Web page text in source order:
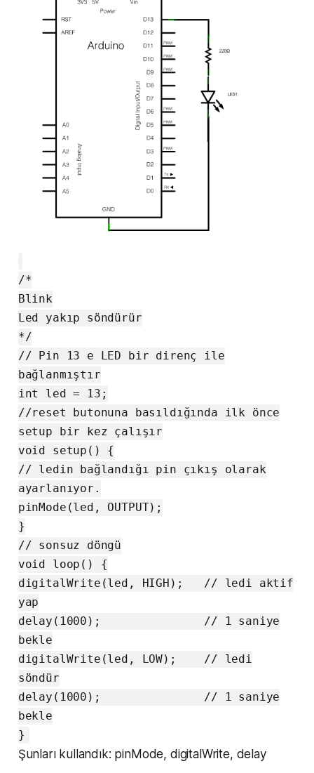
/*
Blink
Led yakıp söndürür
*/
// Pin 13 e LED bir direnç ile
bağlanmıştır
int led = 13;
//reset butonuna basıldığında ilk önce
setup bir kez çalışır
void setup() {
// ledin bağlandığı pin çıkış olarak
ayarlanıyor.
pinMode(led, OUTPUT);
}
// sonsuz döngü
void loop() {
digitalWrite(led, HIGH); // ledi aktif
yap
delay(1000); // 1 saniye
bekle
digitalWrite(led, LOW); // ledi
söndür
delay(1000); // 1 saniye
bekle
}
Şunları kullandık: pinMode, digitalWrite, delay